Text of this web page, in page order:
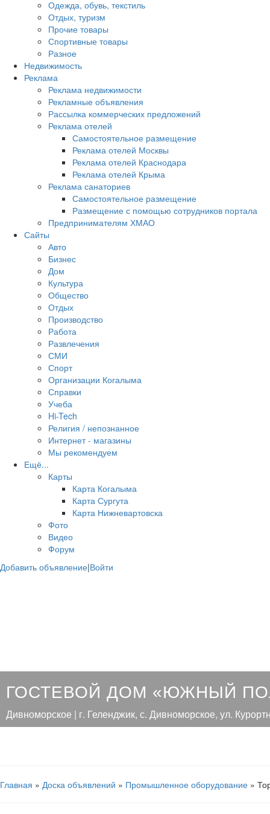
Одежда, обувь, текстиль
Отдых, туризм
Прочие товары
Спортивные товары
Разное
Недвижимость
Реклама
Реклама недвижимости
Рекламные объявления
Рассылка коммерческих предложений
Реклама отелей
Самостоятельное размещение
Реклама отелей Москвы
Реклама отелей Краснодара
Реклама отелей Крыма
Реклама санаториев
Самостоятельное размещение
Размещение с помощью сотрудников портала
Предпринимателям ХМАО
Сайты
Авто
Бизнес
Дом
Культура
Общество
Отдых
Производство
Работа
Развлечения
СМИ
Спорт
Организации Когалыма
Справки
Учеба
Hi-Tech
Религия / непознанное
Интернет - магазины
Мы рекомендуем
Ещё...
Карты
Карта Когалыма
Карта Сургута
Карта Нижневартовска
Фото
Видео
Форум
Добавить объявление|Войти
ГОСТЕВОЙ ДОМ «ЮЖНЫЙ
Дивноморское | г. Геленджик, с. Дивноморское, ул.
Главная » Доска объявлений » Промышленное оборудование »